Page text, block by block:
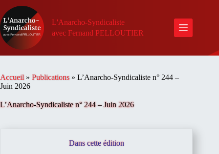
au
contenu
L'Anarcho-Syndicaliste
avec Fernand PELLOUTIER
Accueil » Publications» L’Anarcho-Syndicaliste n° 244 –
Juin 2026
L’Anarcho-Syndicaliste n° 244 – Juin 2026
Dans cette édition